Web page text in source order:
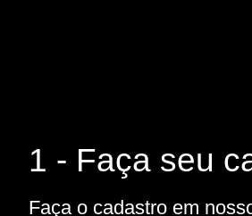
1 - Faça seu
Faça o cadastro em